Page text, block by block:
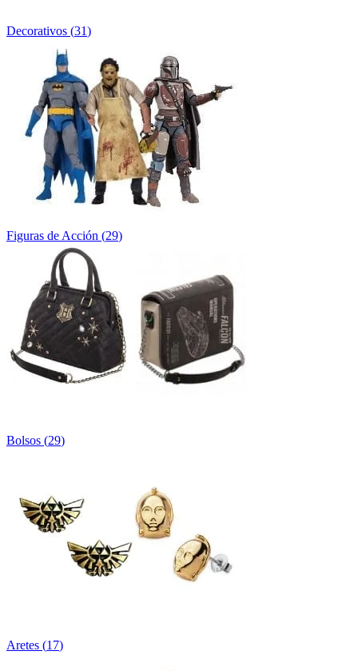
Decorativos (31)
Figuras de Acción (29)
Bolsos (29)
Aretes (17)